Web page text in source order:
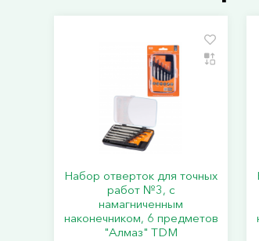
Набор отверток для точных
работ №3, с
намагниченным
наконечником, 6 предметов
"Алмаз" TDM